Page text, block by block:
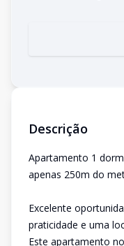
Descrição
Apartamento 1
apenas 250m do
Excelente
praticidade e uma
Este apartamento